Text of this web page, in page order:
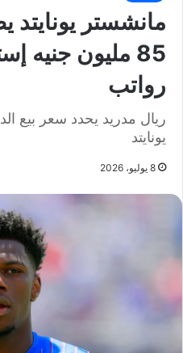
مانشستر يونايتد
85 مليون جنيه
رواتب
ريال مدريد يحدد سعر بيع
يونايتد
8 يوليو، 2026